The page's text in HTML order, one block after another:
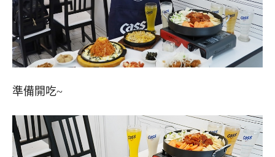
準備開吃~